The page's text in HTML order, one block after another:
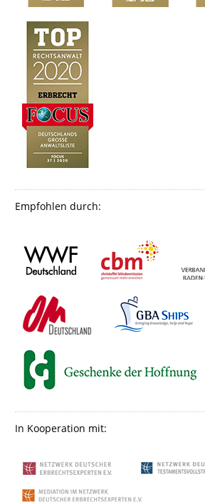
Empfohlen durch:
In Kooperation mit: